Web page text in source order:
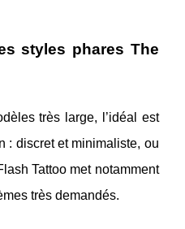
styles phares The
très large, l’idéal est
: discret et minimaliste, ou
Tattoo met notamment
très demandés.